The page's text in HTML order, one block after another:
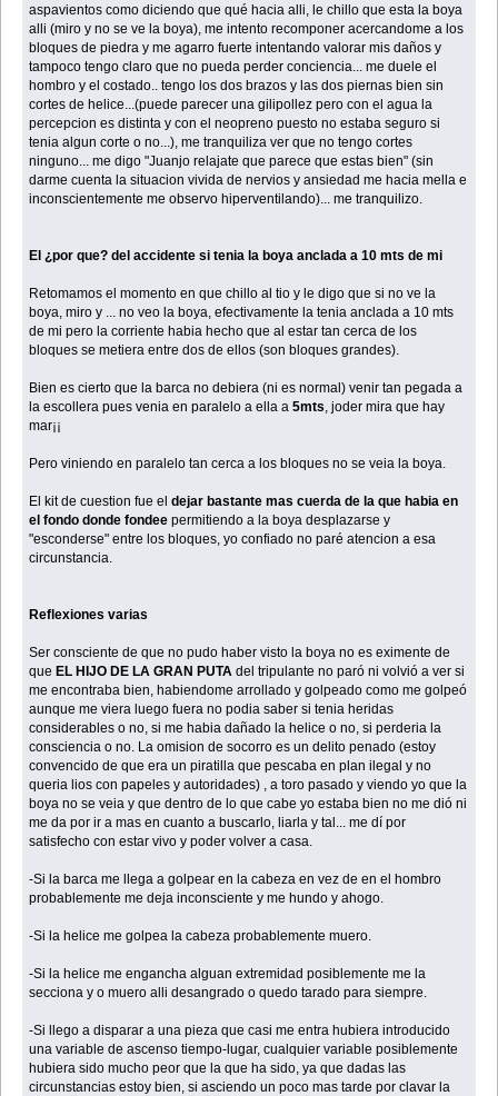
aspavientos como diciendo que qué hacia alli, le chillo que esta la boya
alli (miro y no se ve la boya), me intento recomponer acercandome a los
bloques de piedra y me agarro fuerte intentando valorar mis daños y
tampoco tengo claro que no pueda perder conciencia... me duele el
hombro y el costado.. tengo los dos brazos y las dos piernas bien sin
cortes de helice...(puede parecer una gilipollez pero con el agua la
percepcion es distinta y con el neopreno puesto no estaba seguro si
tenia algun corte o no...), me tranquiliza ver que no tengo cortes
ninguno... me digo "Juanjo relajate que parece que estas bien" (sin
darme cuenta la situacion vivida de nervios y ansiedad me hacia mella e
inconscientemente me observo hiperventilando)... me tranquilizo.
El ¿por que? del accidente si tenia la boya anclada a 10 mts de mi
Retomamos el momento en que chillo al tio y le digo que si no ve la
boya, miro y ... no veo la boya, efectivamente la tenia anclada a 10 mts
de mi pero la corriente habia hecho que al estar tan cerca de los
bloques se metiera entre dos de ellos (son bloques grandes).
Bien es cierto que la barca no debiera (ni es normal) venir tan pegada a
la escollera pues venia en paralelo a ella a5mts , joder mira que hay
mar¡¡
Pero viniendo en paralelo tan cerca a los bloques no se veia la boya.
El kit de cuestion fue eldejar bastante mas cuerda de la que habia en
el fondo donde fondee permitiendo a la boya desplazarse y
"esconderse" entre los bloques, yo confiado no paré atencion a esa
circunstancia.
Reflexiones varias
Ser consciente de que no pudo haber visto la boya no es eximente de
queEL HIJO DE LA GRAN PUTA del tripulante no paró ni volvió a ver si
me encontraba bien, habiendome arrollado y golpeado como me golpeó
aunque me viera luego fuera no podia saber si tenia heridas
considerables o no, si me habia dañado la helice o no, si perderia la
consciencia o no. La omision de socorro es un delito penado (estoy
convencido de que era un piratilla que pescaba en plan ilegal y no
queria lios con papeles y autoridades) , a toro pasado y viendo yo que la
boya no se veia y que dentro de lo que cabe yo estaba bien no me dió ni
me da por ir a mas en cuanto a buscarlo, liarla y tal... me dí por
satisfecho con estar vivo y poder volver a casa.
-Si la barca me llega a golpear en la cabeza en vez de en el hombro
probablemente me deja inconsciente y me hundo y ahogo.
-Si la helice me golpea la cabeza probablemente muero.
-Si la helice me engancha alguan extremidad posiblemente me la
secciona y o muero alli desangrado o quedo tarado para siempre.
-Si llego a disparar a una pieza que casi me entra hubiera introducido
una variable de ascenso tiempo-lugar, cualquier variable posiblemente
hubiera sido mucho peor que la que ha sido, ya que dadas las
circunstancias estoy bien, si asciendo un poco mas tarde por clavar la